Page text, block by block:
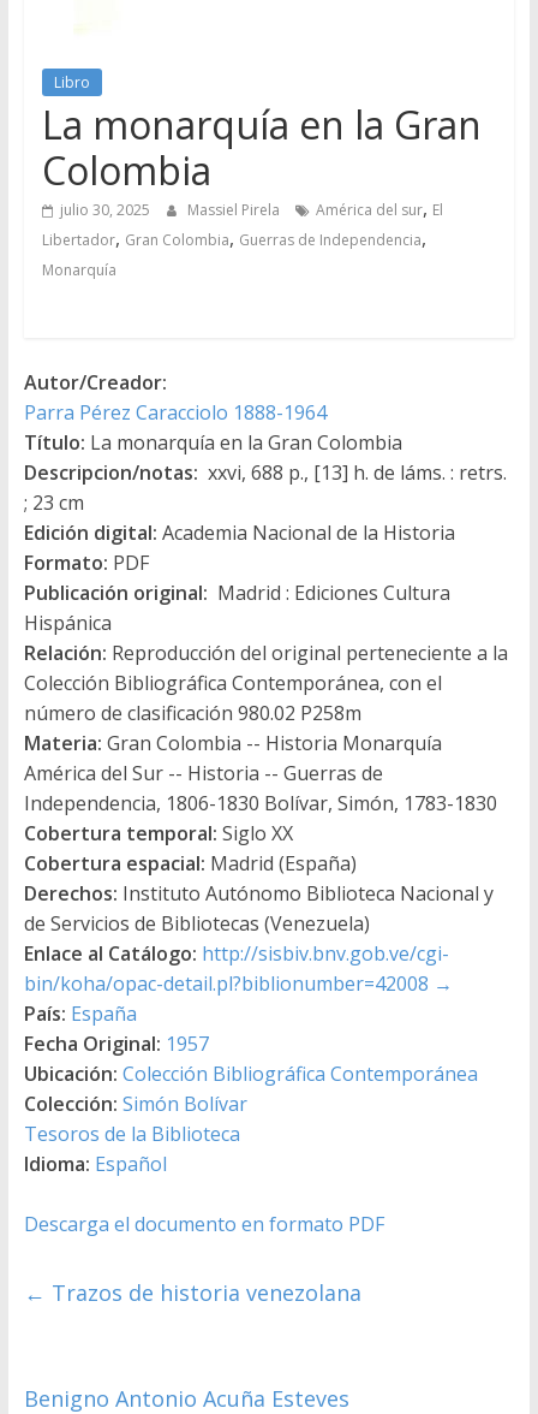
Libro
La monarquía en la Gran
Colombia
julio 30, 2025 Massiel Pirela América del sur, El
Libertador, Gran Colombia, Guerras de Independencia,
Monarquía
Autor/Creador:
Parra Pérez Caracciolo 1888-1964
Título: La monarquía en la Gran Colombia
Descripcion/notas: xxvi, 688 p., [13] h. de láms. : retrs.
; 23 cm
Edición digital: Academia Nacional de la Historia
Formato: PDF
Publicación original: Madrid : Ediciones Cultura
Hispánica
Relación: Reproducción del original perteneciente a la
Colección Bibliográfica Contemporánea, con el
número de clasificación 980.02 P258m
Materia: Gran Colombia -- Historia Monarquía
América del Sur -- Historia -- Guerras de
Independencia, 1806-1830 Bolívar, Simón, 1783-1830
Cobertura temporal: Siglo XX
Cobertura espacial: Madrid (España)
Derechos: Instituto Autónomo Biblioteca Nacional y
de Servicios de Bibliotecas (Venezuela)
Enlace al Catálogo: http://sisbiv.bnv.gob.ve/cgi-
bin/koha/opac-detail.pl?biblionumber=42008 →
País: España
Fecha Original: 1957
Ubicación: Colección Bibliográfica Contemporánea
Colección: Simón Bolívar
Tesoros de la Biblioteca
Idioma: Español
Descarga el documento en formato PDF
← Trazos de historia venezolana
Benigno Antonio Acuña Esteves